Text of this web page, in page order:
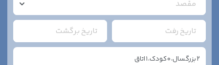
مقصد
تاریخ رفت تاریخ برگشت
2بزرگسال،0کودک،1اتاق